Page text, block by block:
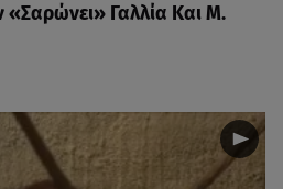
«Σαρώνει» Γαλλία Και Μ.